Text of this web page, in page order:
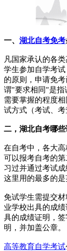
一、 湖北自考免考
凡国家承认的各
学生参加自学考
的原则，申请免
谓"要求相同"是指
需要掌握的程度
试方式（考试、考
二，湖北自考哪
在自考中，各大
可以报考自考的
习过并通过考试
这里用的最多的是
免试学生需提交
业学校出具的成
具的成绩证明，
明，并加盖公章。
高等教育自学考试